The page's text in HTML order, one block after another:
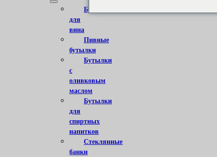
Бутылки
для
вина
Пивные
бутылки
Бутылки
с
оливковым
маслом
Бутылки
для
спиртных
напитков
Стеклянные
банки